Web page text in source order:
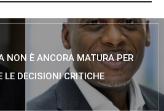
NON È ANCORA MATURA PER
LE DECISIONI CRITICHE